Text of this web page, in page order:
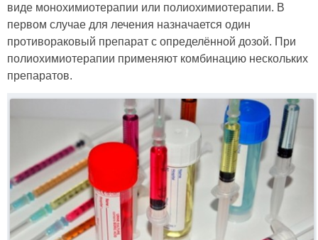
виде монохимиотерапии или полиохимиотерапии. В
первом случае для лечения назначается один
противораковый препарат с определённой дозой. При
полиохимиотерапии применяют комбинацию нескольких
препаратов.